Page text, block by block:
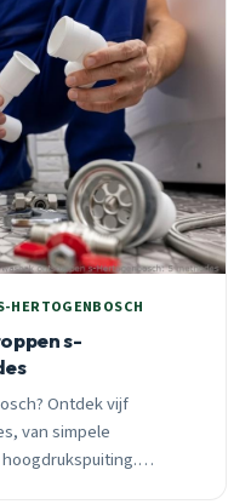
HERTOGENBOSCH
s-
Ontdek vijf
van simpele